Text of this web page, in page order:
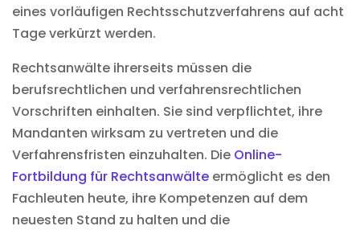
eines vorläufigen Rechtsschutzverfahrens auf acht
Tage verkürzt werden.
Rechtsanwälte ihrerseits müssen die
berufsrechtlichen und verfahrensrechtlichen
Vorschriften einhalten. Sie sind verpflichtet, ihre
Mandanten wirksam zu vertreten und die
Verfahrensfristen einzuhalten. Die Online-
Fortbildung für Rechtsanwälte ermöglicht es den
Fachleuten heute, ihre Kompetenzen auf dem
neuesten Stand zu halten und die